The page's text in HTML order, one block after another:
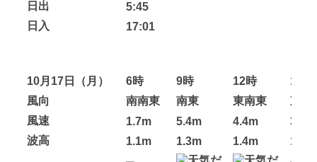
日出
5:45
日入
17:01
10月17日（月） 6時 9時 12時
14時
風向
南南東 南東 東南東
東南
風速
1.7m 5.4m 4.4m
3.4m
波高
1.1m 1.3m 1.4m 1.5m